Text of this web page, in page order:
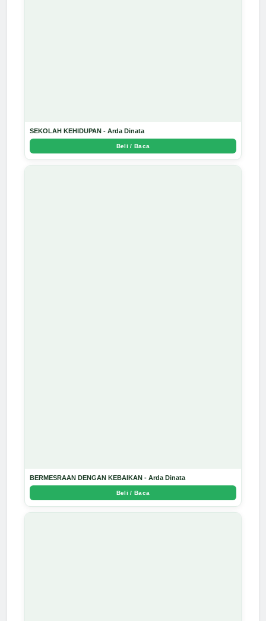
SEKOLAH KEHIDUPAN - Arda Dinata
Beli / Baca
BERMESRAAN DENGAN KEBAIKAN - Arda Dinata
Beli / Baca